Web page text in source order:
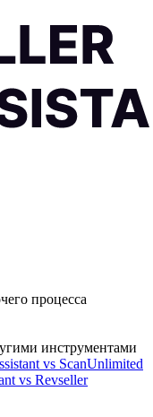
процесса
инструментами
vs ScanUnlimited
vs Revseller